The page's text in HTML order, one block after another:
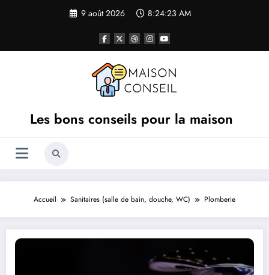
9 août 2026 8:24:25 AM
Les bons conseils pour la maison
Accueil Sanitaires (salle de bain, douche, WC) Plomberie